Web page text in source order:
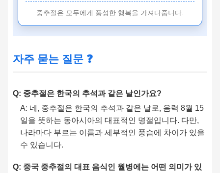
중추절은 모두에게 풍성한 행복을 가져다줍니다.
자주 묻는 질문 ❓
Q: 중추절은 한국의 추석과 같은 날인가요?
A: 네, 중추절은 한국의 추석과 같은 날로, 음력 8월 15
일을 뜻하는 동아시아의 대표적인 명절입니다. 다만,
나라마다 부르는 이름과 세부적인 풍습에 차이가 있을
수 있습니다.
Q: 중국 중추절의 대표 음식인 월병에는 어떤 의미가 있